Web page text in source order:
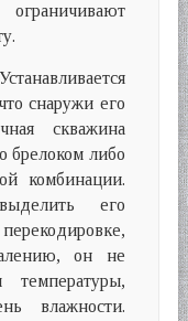
снаружи его
скважина
брелоком либо
комбинации.
его
он не
температуры,
влажности.